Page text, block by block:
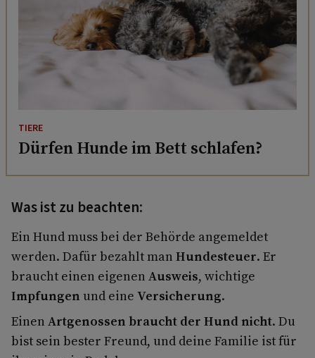
TIERE
Dürfen Hunde im Bett schlafen?
Was ist zu beachten:
Ein Hund muss bei der Behörde angemeldet
werden. Dafür bezahlt man Hundesteuer. Er
braucht einen eigenen Ausweis, wichtige
Impfungen und eine Versicherung.
Einen Artgenossen braucht der Hund nicht. Du
bist sein bester Freund, und deine Familie ist für